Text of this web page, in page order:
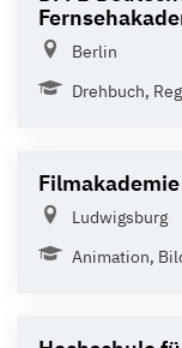
Berlin
Drehbuch,
Ludwigsburg
Animation,